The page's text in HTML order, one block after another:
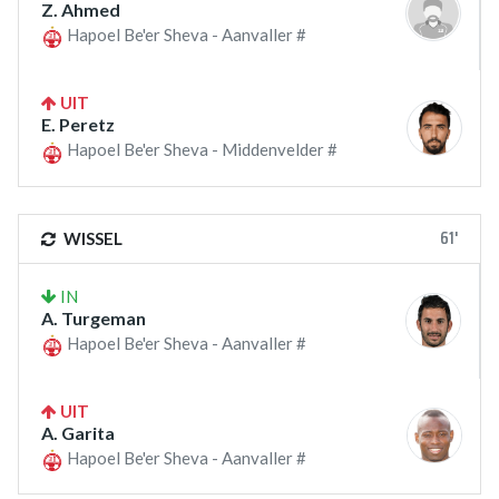
Z. Ahmed
Hapoel Be'er Sheva - Aanvaller #
UIT
E. Peretz
Hapoel Be'er Sheva - Middenvelder #
WISSEL 61'
IN
A. Turgeman
Hapoel Be'er Sheva - Aanvaller #
UIT
A. Garita
Hapoel Be'er Sheva - Aanvaller #